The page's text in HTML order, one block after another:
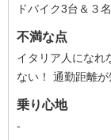
ドバイク3台＆３
不満な点
イタリア人になれ
ない！ 通勤距離
乗り心地
-